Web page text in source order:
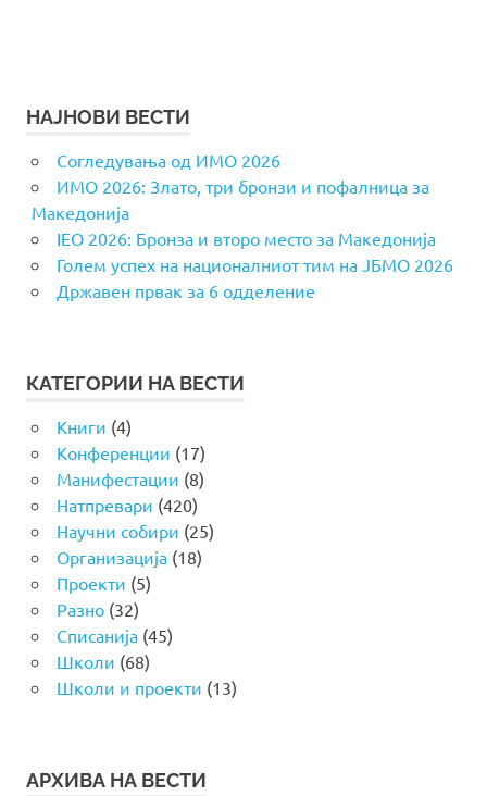
НАЈНОВИ ВЕСТИ
Согледувања од ИМО 2026
ИМО 2026: Злато, три бронзи и пофалница за
Македонија
IEO 2026: Бронза и второ место за Македонија
Голем успех на националниот тим на ЈБМО 2026
Државен првак за 6 одделение
КАТЕГОРИИ НА ВЕСТИ
Книги (4)
Конференции (17)
Манифестации (8)
Натпревари (420)
Научни собири (25)
Организација(18)
Проекти (5)
Разно(32)
Списанија(45)
Школи (68)
Школи и проекти (13)
АРХИВА НА ВЕСТИ